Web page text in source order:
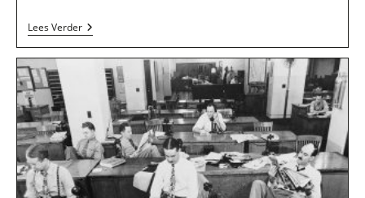
Lees VerderTekst-
En
Redactiebureau
Geen
Punt
Putten